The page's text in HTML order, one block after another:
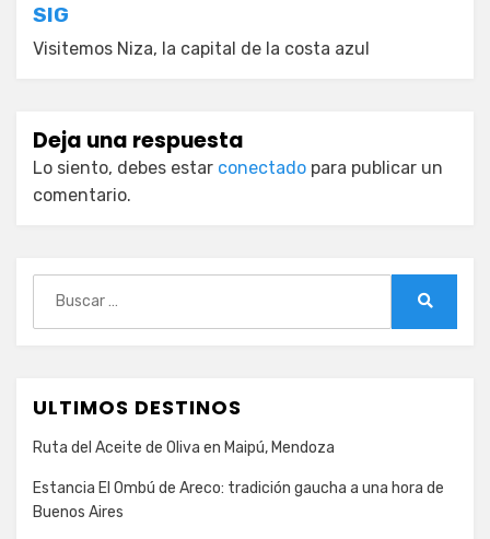
SIG
Visitemos Niza, la capital de la costa azul
Deja una respuesta
Lo siento, debes estar conectado para publicar un
comentario.
ULTIMOS DESTINOS
Ruta del Aceite de Oliva en Maipú, Mendoza
Estancia El Ombú de Areco: tradición gaucha a una hora de
Buenos Aires